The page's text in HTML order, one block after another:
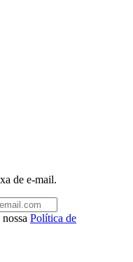
de e-mail.
Política de